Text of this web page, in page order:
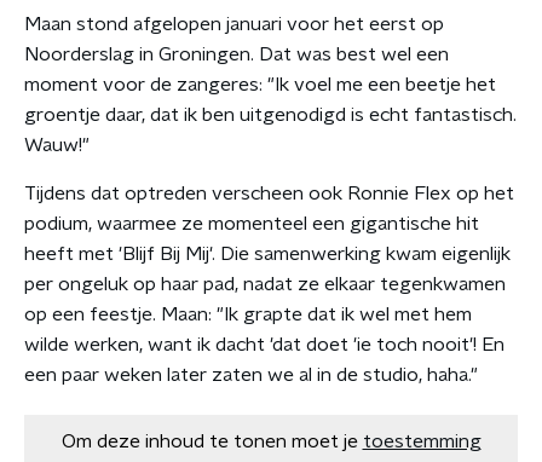
Maan stond afgelopen januari voor het eerst op
Noorderslag in Groningen. Dat was best wel een
moment voor de zangeres: "Ik voel me een beetje het
groentje daar, dat ik ben uitgenodigd is echt fantastisch.
Wauw!"
Tijdens dat optreden verscheen ook Ronnie Flex op het
podium, waarmee ze momenteel een gigantische hit
heeft met 'Blijf Bij Mij'. Die samenwerking kwam eigenlijk
per ongeluk op haar pad, nadat ze elkaar tegenkwamen
op een feestje. Maan: "Ik grapte dat ik wel met hem
wilde werken, want ik dacht 'dat doet 'ie toch nooit'! En
een paar weken later zaten we al in de studio, haha."
Om deze inhoud te tonen moet je toestemming